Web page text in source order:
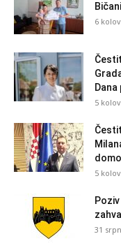
6
5
5
31